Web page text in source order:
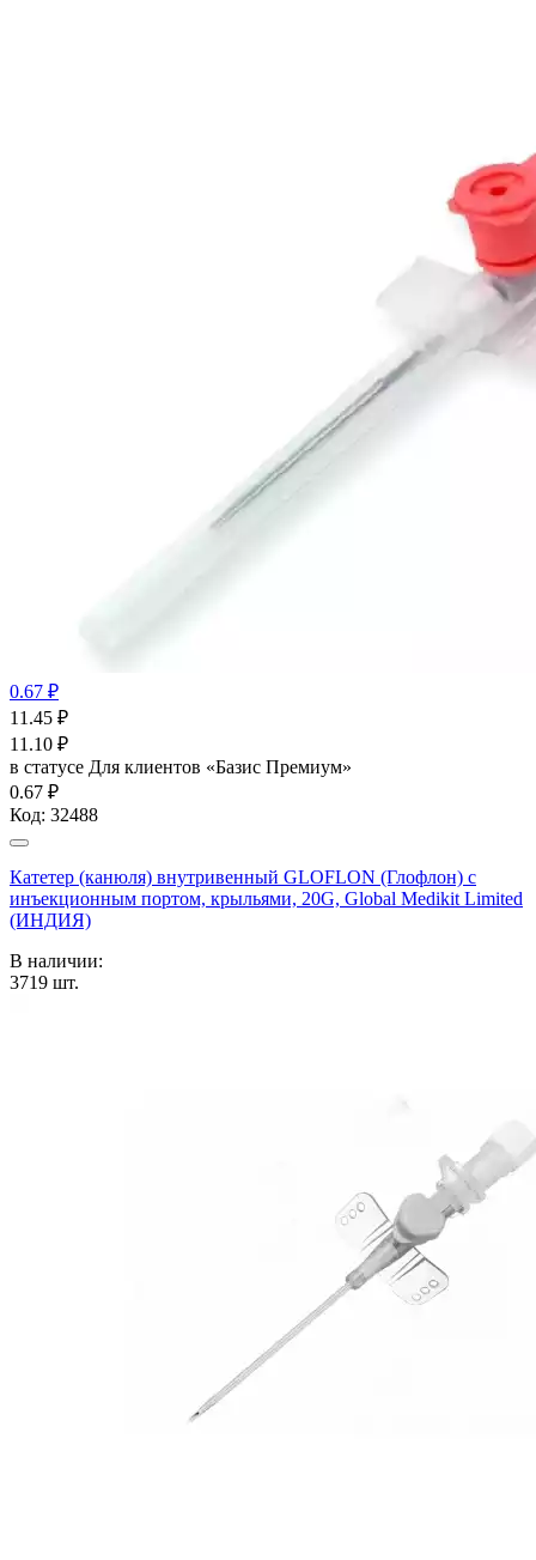
0.67 ₽
11.45 ₽
11.10 ₽
в статусе Для клиентов «Базис Премиум»
0.67 ₽
Код: 32488
Катетер (канюля) внутривенный GLOFLON (Глофлон) с
инъекционным портом, крыльями, 20G, Global Medikit Limited
(ИНДИЯ)
В наличии:
3719 шт.